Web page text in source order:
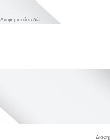
Διαφημιστείτε εδώ